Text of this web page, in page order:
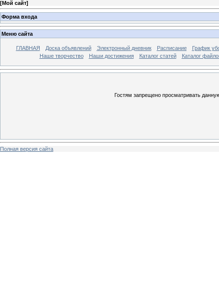
[Мой сайт]
Форма входа
Меню сайта
ГЛАВНАЯ Доска объявлений Электронный дневник Расписание
График
Наше творчество
Наши достижения Каталог статей Каталог
Гостям запрещено просматривать
Полная версия сайта